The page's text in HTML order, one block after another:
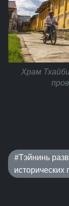
Храм
#Тэйнинь
исторических